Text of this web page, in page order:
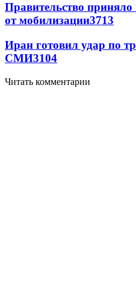
Правительство приняло
от мобилизации3713
Иран готовил удар по
СМИ3104
Читать комментарии